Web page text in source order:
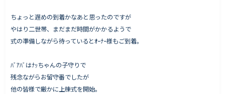
会社情報
代表挨拶
スタッフ紹介
Staff ブログ&News
ちょっと遅めの到着かなあと思ったのですが
やはり二世帯、まだまだ時間がかかるようで
式の準備しながら待っているとｵｰﾅｰ様もご到着。
ﾊﾞｱﾊﾞはﾅｯちゃんの子守りで
残念ながらお留守番でしたが
他の皆様で厳かに上棟式を開始。